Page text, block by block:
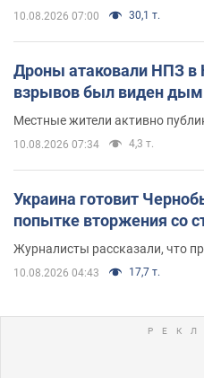
10.08.2026 07:00 30,1 т.
Дроны атаковали НПЗ в
взрывов был виден
Местные жители активно
10.08.2026 07:34 4,3 т.
Украина готовит
попытке вторжения со
Журналисты рассказали, что
10.08.2026 04:43 17,7 т.